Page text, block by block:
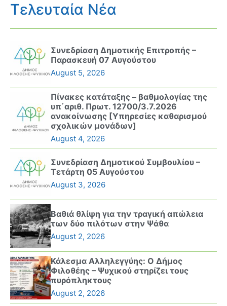
Τελευταία Νέα
Συνεδρίαση Δημοτικής Επιτροπής –
Παρασκευή 07 Αυγούστου
August 5, 2026
Πίνακες κατάταξης – βαθμολογίας της
υπ΄αριθ. Πρωτ. 12700/3.7.2026
ανακοίνωσης [Υπηρεσίες καθαρισμού
σχολικών μονάδων]
August 4, 2026
Συνεδρίαση Δημοτικού Συμβουλίου –
Τετάρτη 05 Αυγούστου
August 3, 2026
Βαθιά θλίψη για την τραγική απώλεια
των δύο πιλότων στην Ψάθα
August 2, 2026
Κάλεσμα Αλληλεγγύης: Ο Δήμος
Φιλοθέης – Ψυχικού στηρίζει τους
πυρόπληκτους
August 2, 2026